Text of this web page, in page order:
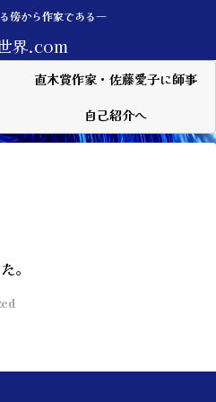
傍から作家である―
界.com
直木賞作家・佐藤愛子に師事
自己紹介へ
。